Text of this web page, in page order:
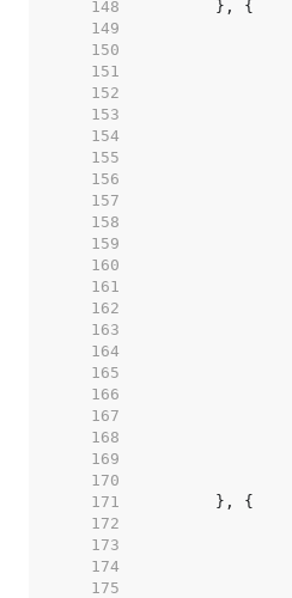
   148
   149
   150
   151
   152
   153
   154
   155
   156
   157
   158
   159
   160
   161
   162
   163
   164
   165
   166
   167
   168
   169
   170
   171
   172
   173
   174
   175